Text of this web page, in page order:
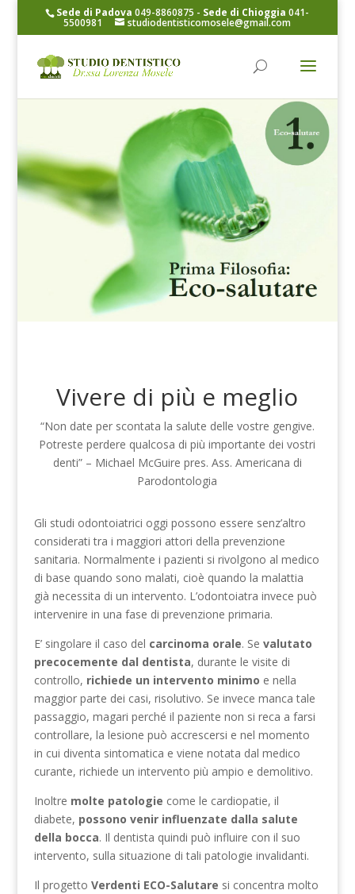
Sede di Padova049-8860875 - Sede di Chioggia041-
5500981 studiodentisticomosele@gmail.com
Vivere di più e meglio
“Non date per scontata la salute delle vostre gengive.
Potreste perdere qualcosa di più importante dei vostri
denti” – Michael McGuire pres. Ass. Americana di
Parodontologia
Gli studi odontoiatrici oggi possono essere senz’altro
considerati tra i maggiori attori della prevenzione
sanitaria. Normalmente i pazienti si rivolgono al medico
di base quando sono malati, cioè quando la malattia
già necessita di un intervento. L’odontoiatra invece può
intervenire in una fase di prevenzione primaria.
E’ singolare il caso del carcinoma orale. Se valutato
precocemente dal dentista, durante le visite di
controllo, richiede un intervento minimo e nella
maggior parte dei casi, risolutivo. Se invece manca tale
passaggio, magari perché il paziente non si reca a farsi
controllare, la lesione può accrescersi e nel momento
in cui diventa sintomatica e viene notata dal medico
curante, richiede un intervento più ampio e demolitivo.
Inoltre molte patologie come le cardiopatie, il
diabete, possono venir influenzate dalla salute
della bocca. Il dentista quindi può influire con il suo
intervento, sulla situazione di tali patologie invalidanti.
Il progetto Verdenti ECO-Salutare si concentra molto